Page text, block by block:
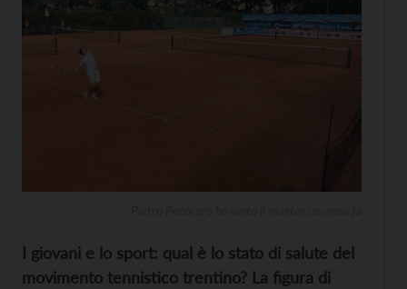
I giovani e lo sport: qual è lo stato di salute del
movimento tennistico trentino? La figura di